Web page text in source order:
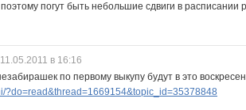
погут быть небольшие сдвиги в расписании
11.05.2011 в 16:16
по первому выкупу будут в это
?do=read&thread=1669154&topic_id=35378848